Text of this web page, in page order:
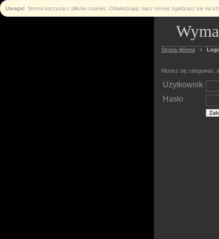
Uwaga! Strona korzysta z plików cookies. Odwiedzając nasz serwis zgadzasz się na
Strona główna »
Musisz się zalogować,
Użytkownik
Hasło